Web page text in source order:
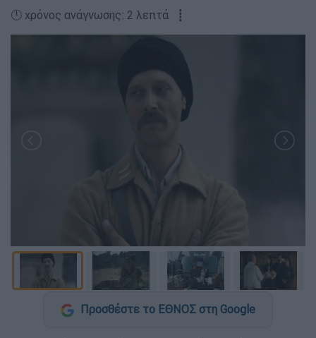
🕛 χρόνος ανάγνωσης: 2 λεπτά ┋
Προσθέστε το ΕΘΝΟΣ στη Google